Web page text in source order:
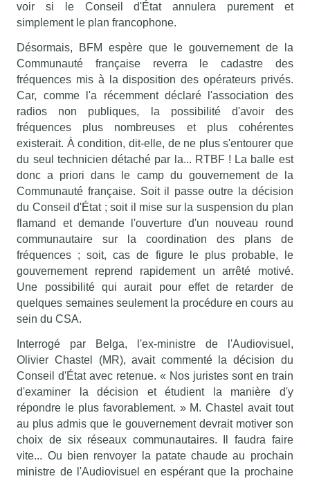
voir si le Conseil d'État annulera purement et
simplement le plan francophone.
Désormais, BFM espère que le gouvernement de la
Communauté française reverra le cadastre des
fréquences mis à la disposition des opérateurs privés.
Car, comme l'a récemment déclaré l'association des
radios non publiques, la possibilité d'avoir des
fréquences plus nombreuses et plus cohérentes
existerait. À condition, dit-elle, de ne plus s'entourer que
du seul technicien détaché par la... RTBF ! La balle est
donc a priori dans le camp du gouvernement de la
Communauté française. Soit il passe outre la décision
du Conseil d'État ; soit il mise sur la suspension du plan
flamand et demande l'ouverture d'un nouveau round
communautaire sur la coordination des plans de
fréquences ; soit, cas de figure le plus probable, le
gouvernement reprend rapidement un arrêté motivé.
Une possibilité qui aurait pour effet de retarder de
quelques semaines seulement la procédure en cours au
sein du CSA.
Interrogé par Belga, l'ex-ministre de l'Audiovisuel,
Olivier Chastel (MR), avait commenté la décision du
Conseil d'État avec retenue. « Nos juristes sont en train
d'examiner la décision et étudient la manière d'y
répondre le plus favorablement. » M. Chastel avait tout
au plus admis que le gouvernement devrait motiver son
choix de six réseaux communautaires. Il faudra faire
vite... Ou bien renvoyer la patate chaude au prochain
ministre de l'Audiovisuel en espérant que la prochaine